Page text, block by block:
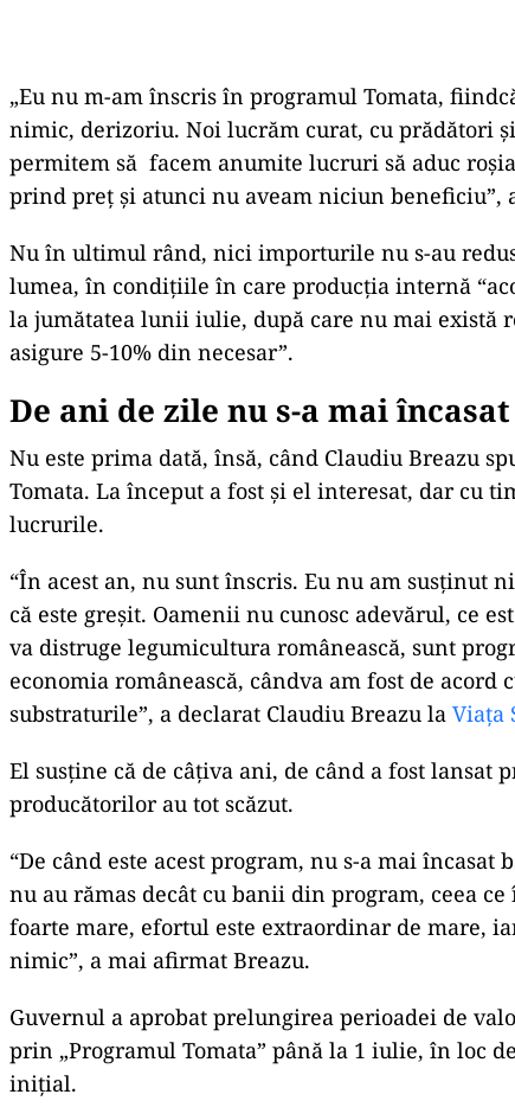
„Eu nu m-am înscris în programul Tomata,
nimic, derizoriu. Noi lucrăm curat, cu prădători
permitem să facem anumite lucruri să aduc
prind preț și atunci nu aveam niciun beneficiu”,
Nu în ultimul rând, nici importurile nu s-au
lumea, în condițiile în care producția internă
la jumătatea lunii iulie, după care nu mai există
asigure 5-10% din necesar”.
De ani de zile nu s-a mai
Nu este prima dată, însă, când Claudiu Breazu
Tomata. La început a fost și el interesat, dar cu
lucrurile.
“În acest an, nu sunt înscris. Eu nu am susținut
că este greșit. Oamenii nu cunosc adevărul, ce
va distruge legumicultura românească, sunt
economia românească, cândva am fost de acord
substraturile”, a declarat Claudiu Breazu la Viața
El susține că de câțiva ani, de când a fost lansat
producătorilor au tot scăzut.
“De când este acest program, nu s-a mai
nu au rămas decât cu banii din program, ceea
foarte mare, efortul este extraordinar de mare,
nimic”, a mai afirmat Breazu.
Guvernul a aprobat prelungirea perioadei de
prin „Programul Tomata” până la 1 iulie, în loc
inițial.